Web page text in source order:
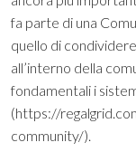
fa parte di una
quello di
all’interno della
fondamentali i
(https://
community/).